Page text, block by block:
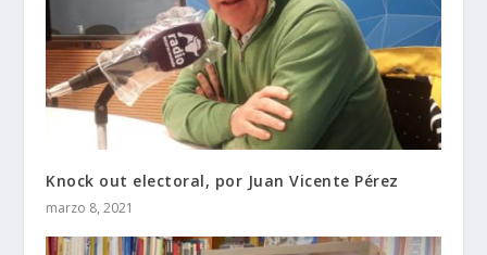
Knock out electoral, por Juan Vicente Pérez
marzo 8, 2021